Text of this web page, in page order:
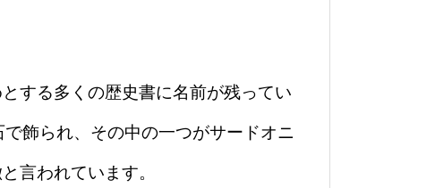
する多くの歴史書に名前が残ってい
飾られ、その中の一つがサードオニ
言われています。